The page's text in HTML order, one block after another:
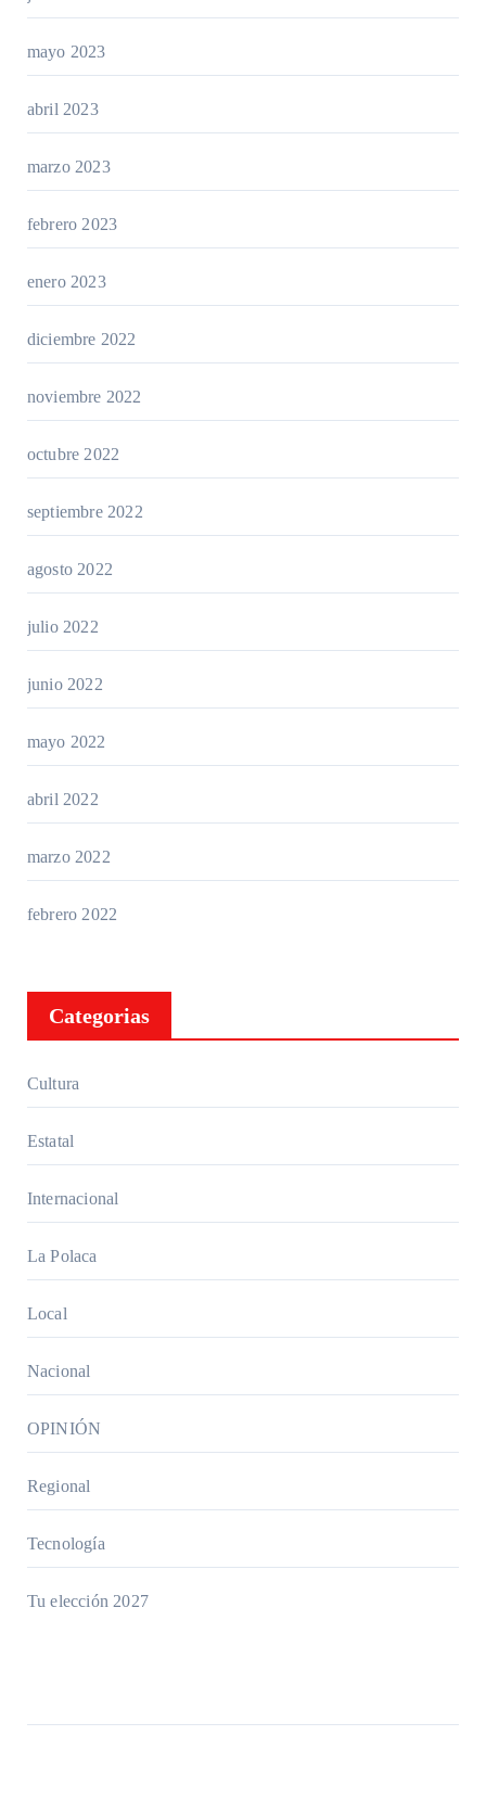
mayo 2023
abril 2023
marzo 2023
febrero 2023
enero 2023
diciembre 2022
noviembre 2022
octubre 2022
septiembre 2022
agosto 2022
julio 2022
junio 2022
mayo 2022
abril 2022
marzo 2022
febrero 2022
Categorias
Cultura
Estatal
Internacional
La Polaca
Local
Nacional
OPINIÓN
Regional
Tecnología
Tu elección 2027